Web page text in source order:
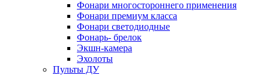
Фонари многостороннего применения
Фонари премиум класса
Фонари светодиодные
Фонарь- брелок
Экшн-камера
Эхолоты
Пульты ДУ